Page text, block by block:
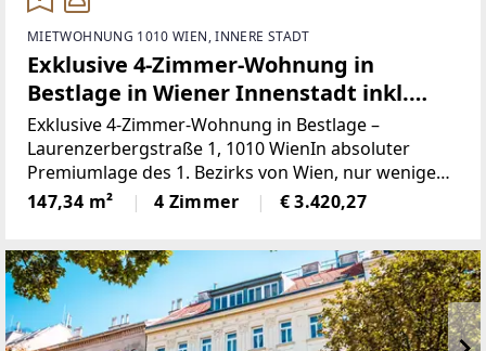
MIETWOHNUNG 1010 WIEN, INNERE STADT
Exklusive 4-Zimmer-Wohnung in
Bestlage in Wiener Innenstadt inkl.
Einbauküche und Terrasse!
Exklusive 4-Zimmer-Wohnung in Bestlage –
Laurenzerbergstraße 1, 1010 WienIn absoluter
Premiumlage des 1. Bezirks von Wien, nur wenige
Schritte vom Schwedenplatz entfernt, gelangt diese
außergewöhnliche, ca. 147 m² große 4-Zimmer-
147,34 m² 4 Zimmer € 3.420,27